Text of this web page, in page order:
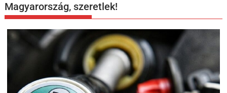
Magyarország, szeretlek!